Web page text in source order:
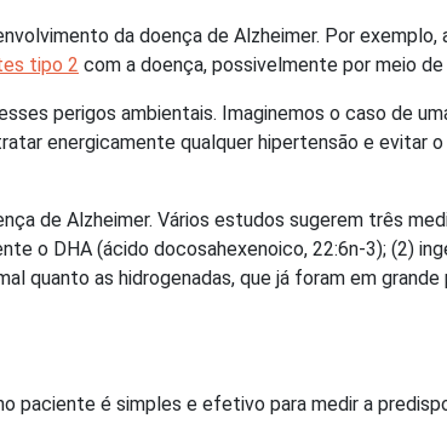
da doença de Alzheimer. Por
tipo 2 com a doença, possivelmente por meio
perigos ambientais. Imaginemos o caso de
energicamente qualquer hipertensão e evitar
de Alzheimer. Vários estudos sugerem três
o DHA (ácido docosahexenoico, 22:6n-3); (2)
quanto as hidrogenadas, que já foram em grande
paciente é simples e efetivo para medir a